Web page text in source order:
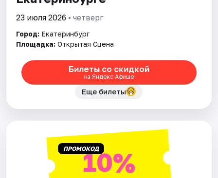
23 июля 2026 • четверг
Город: Екатеринбург
Площадка: Открытая Сцена
Билеты со скидкой
на Яндекс Афише
Еще билеты
ПРОМОКОД10%